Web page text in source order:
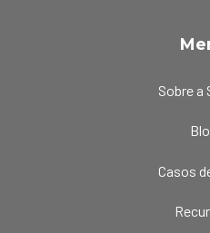
Sobre a
Casos